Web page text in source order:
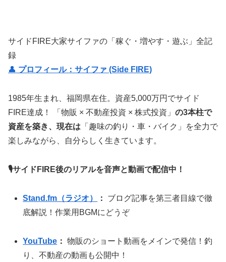
サイドFIRE大家サイファの「稼ぐ・増やす・遊ぶ」全記
録
👤 プロフィール：サイファ (Side FIRE)
1985年生まれ、福岡県在住。資産5,000万円でサイド
FIRE達成！ 「物販 × 不動産投資 × 株式投資」 の3本柱で
資産を築き、現在は 「趣味の釣り・車・バイク」を全力で
楽しみながら、自分らしく生きています。
🎙サイドFIRE後のリアルを音声と動画で配信中！
Stand.fm（ラジオ） ：
ブログ記事を第三者目線で徹
底解説！作業用BGMにどうぞ
YouTube ： 物販のショート動画をメインで発信！釣
り、不動産の動画も公開中！